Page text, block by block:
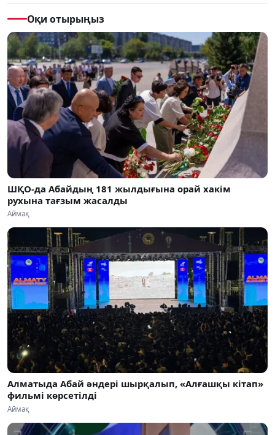
Оқи отырыңыз
ШҚО-да Абайдың 181 жылдығына орай хакім
рухына тағзым жасалды
Аймақ
Алматыда Абай әндері шырқалып, «Алғашқы кітап»
фильмі көрсетілді
Аймақ